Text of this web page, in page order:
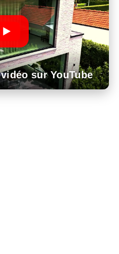
sur YouTube